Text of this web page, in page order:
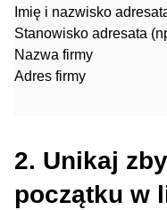
Imię i nazwisko
Stanowisko adresata
Nazwa firmy
Adres firmy
2. Unikaj
początku w